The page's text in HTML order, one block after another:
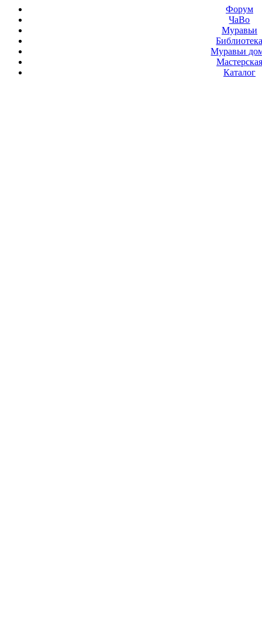
Форум
ЧаВо
Муравьи
Муравьи
Мастерская
Каталог